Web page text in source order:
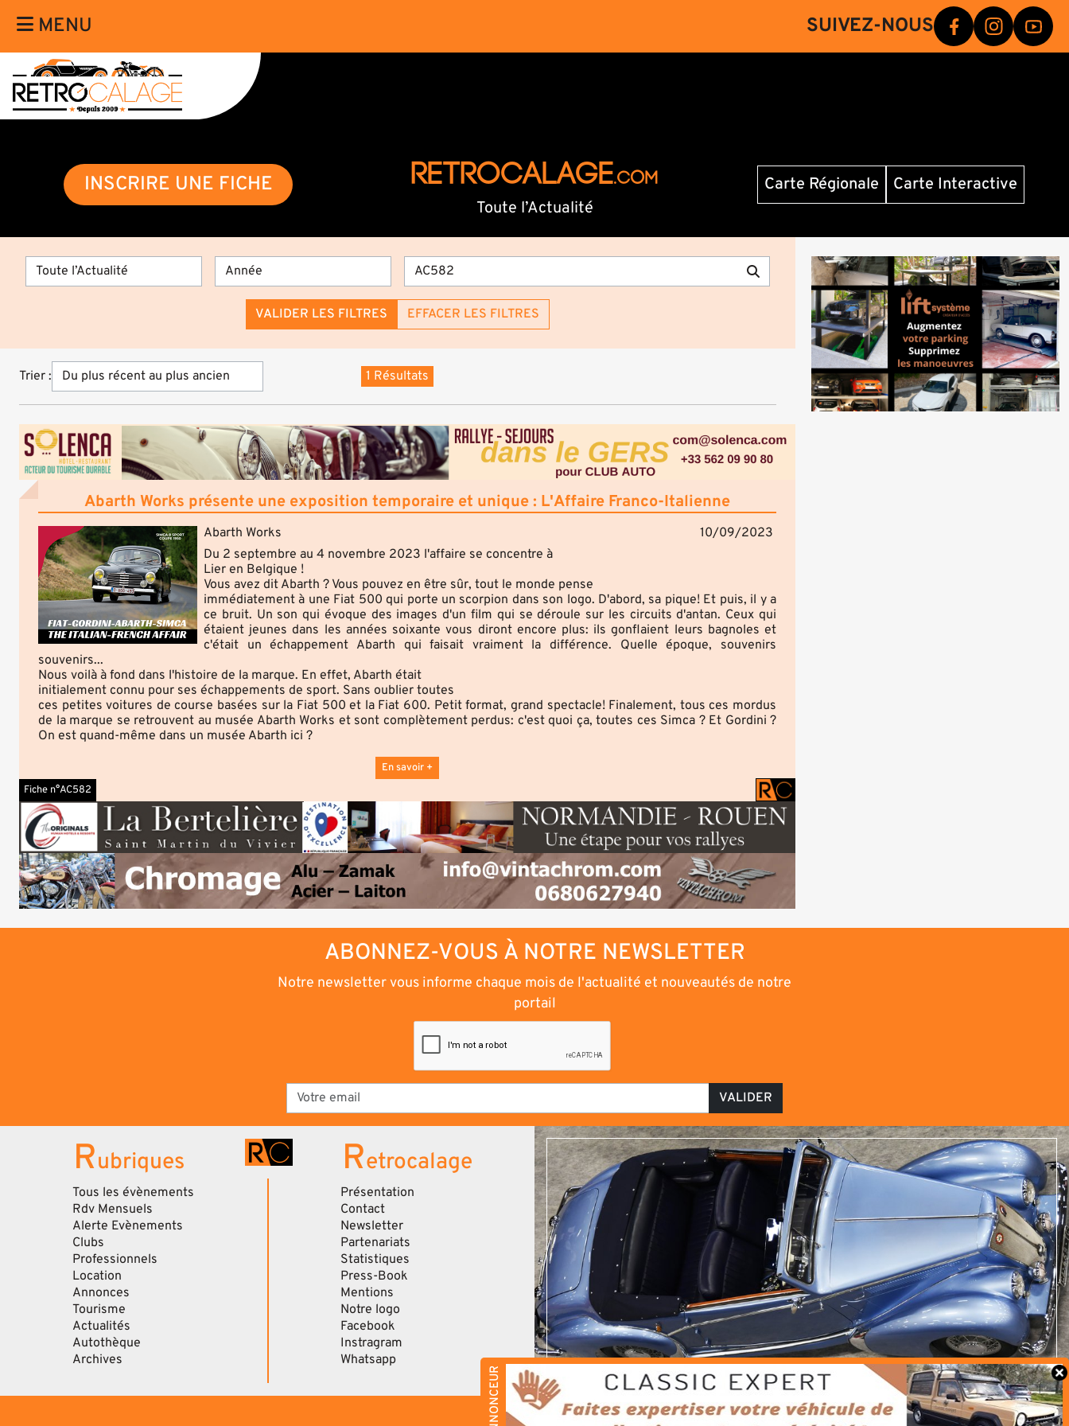
MENU SUIVEZ-NOUS
INSCRIRE UNE FICHE RETROCALAGE.com
Toute l’Actualité
Carte Régionale Carte Interactive
VALIDER LES FILTRES EFFACER LES FILTRES
Trier : 1 Résultats
Abarth Works présente une exposition temporaire et unique : L'Affaire Franco-Italienne
Abarth Works
10/09/2023
Du 2 septembre au 4 novembre 2023 l'affaire se concentre à
Lier en Belgique !
Vous avez dit Abarth ? Vous pouvez en être sûr, tout le monde pense
immédiatement à une Fiat 500 qui porte un scorpion dans son logo. D'abord, sa pique! Et puis, il y a
ce bruit. Un son qui évoque des images d'un film qui se déroule sur les circuits d'antan. Ceux qui
étaient jeunes dans les années soixante vous diront encore plus: ils gonflaient leurs bagnoles et
c'était un échappement Abarth qui faisait vraiment la différence. Quelle époque, souvenirs
souvenirs...
Nous voilà à fond dans l'histoire de la marque. En effet, Abarth était
initialement connu pour ses échappements de sport. Sans oublier toutes
ces petites voitures de course basées sur la Fiat 500 et la Fiat 600. Petit format, grand spectacle! Finalement, tous ces mordus
de la marque se retrouvent au musée Abarth Works et sont complètement perdus: c'est quoi ça, toutes ces Simca ? Et Gordini ?
On est quand-même dans un musée Abarth ici ?
En savoir +
Fiche n°AC582
ABONNEZ-VOUS À NOTRE NEWSLETTER
Notre newsletter vous informe chaque mois de l'actualité et nouveautés de notre
portail
VALIDER
Rubriques
Tous les évènements
Rdv Mensuels
Alerte Evènements
Clubs
Professionnels
Location
Annonces
Tourisme
Actualités
Autothèque
Archives
Retrocalage
Présentation
Contact
Newsletter
Partenariats
Statistiques
Press-Book
Mentions
Notre logo
Facebook
Instragram
Whatsapp
ANNONCEUR